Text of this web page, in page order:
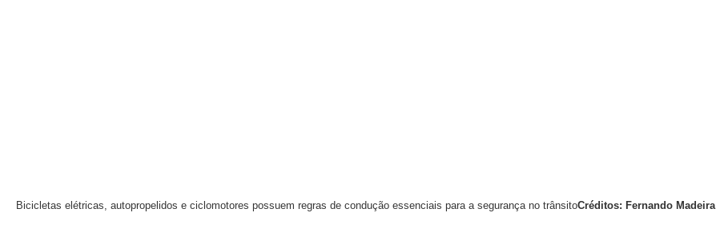
Bicicletas elétricas, autopropelidos e ciclomotores possuem regras de condução essenciais para a segurança no trânsitoCréditos: Fernando Madeira